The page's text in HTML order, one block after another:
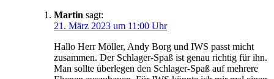
Martin sagt:
21. März 2023 um 11:00 Uhr
Hallo Herr Möller, Andy Borg und IWS passt micht
zusammen. Der Schlager-Spaß ist genau richtig für ihn.
Man sollte überlegen den Schlager-Spaß auf mehrere